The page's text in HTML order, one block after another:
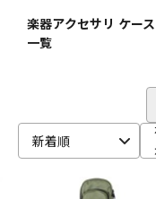
ベース
楽器アクセサリ ケー
一覧
新着順